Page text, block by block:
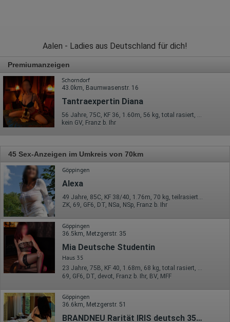
Aalen - Ladies aus Deutschland für dich!
Premiumanzeigen
Schorndorf
43.0km, Baumwasenstr. 16
Tantraexpertin Diana
kein GV, Franz b. Ihr
45 Sex-Anzeigen im Umkreis von 70km
Göppingen
Alexa
49 Jahre, 85C, KF 38/40, 1.76m, 70 kg, teilrasiert, deutsch
ZK, 69, GF6, DT, NSa, NSp, Franz b. Ihr
Göppingen
36.5km, Metzgerstr. 35
Mia Deutsche Studentin
Haus 35
23 Jahre, 75B, KF 40, 1.68m, 68 kg, total rasiert, deutsch
69, GF6, DT, devot, Franz b. Ihr, BV, MFF
Göppingen
36.6km, Metzgerstr. 51
BRANDNEU Rarität IRIS deutsch 35 Jahre - Plaisir d'Amour